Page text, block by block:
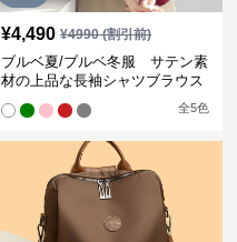
¥4,490 ¥4990(割引前)
ブルベ夏/ブルベ冬服 サテン素
材の上品な長袖シャツブラウス
全5色